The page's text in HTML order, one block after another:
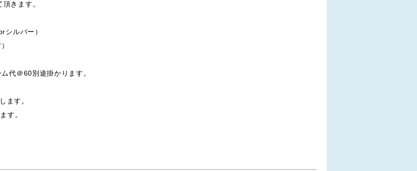
きます。
シルバー）
代＠60別途掛かります。
ます。
す。